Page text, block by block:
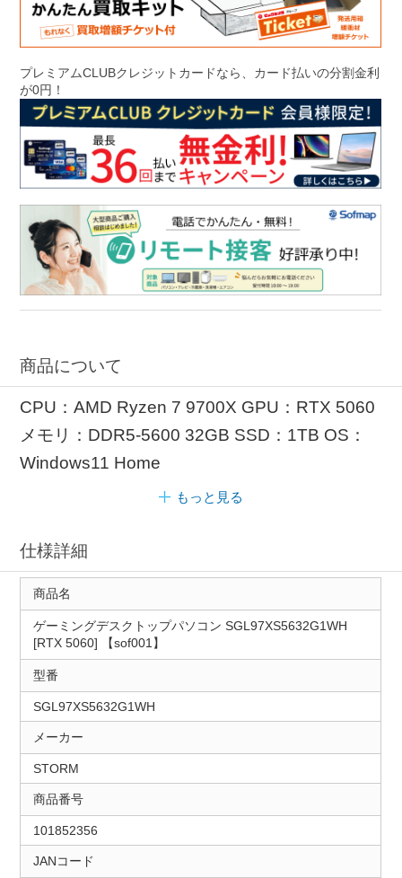
プレミアムCLUBクレジットカードなら、カード払いの分割金利
が0円！
商品について
CPU：AMD Ryzen 7 9700X GPU：RTX 5060
メモリ：DDR5-5600 32GB SSD：1TB OS：
Windows11 Home
もっと見る
仕様詳細
商品名
ゲーミングデスクトップパソコン SGL97XS5632G1WH
[RTX 5060] 【sof001】
型番
SGL97XS5632G1WH
メーカー
STORM
商品番号
101852356
JANコード